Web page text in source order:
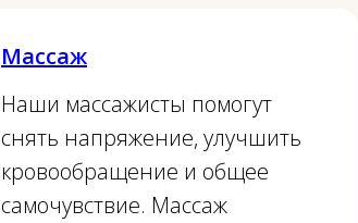
Массаж
Наши массажисты помогут
снять напряжение, улучшить
кровообращение и общее
самочувствие. Массаж